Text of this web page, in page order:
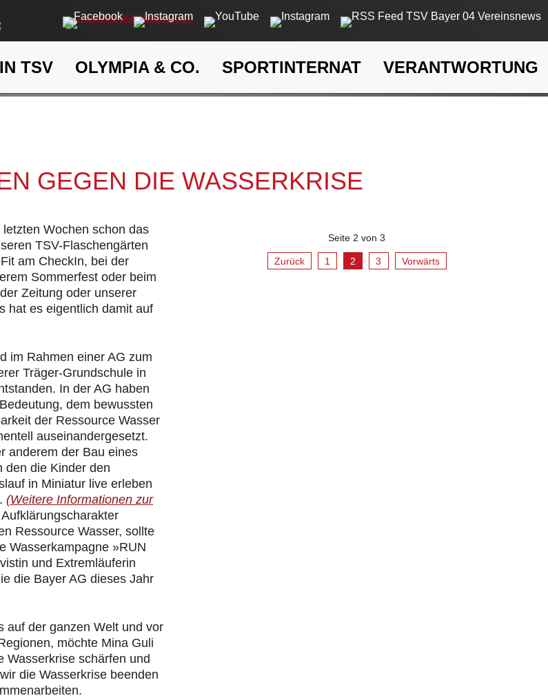
TSV OLYMPIA & CO. SPORTINTERNAT VERANTWORTUNG
GEGEN DIE WASSERKRISE
Wochen schon das
TSV-Flaschengärten
am CheckIn, bei der
Sommerfest oder beim
Zeitung oder unserer
hat es eigentlich damit auf
im Rahmen einer AG zum
Träger-Grundschule in
In der AG haben
dem bewussten
der Ressource Wasser
auseinandergesetzt.
anderem der Bau eines
den die Kinder den
in Miniatur live erleben
(Weitere Informationen zur
Ressource Wasser, sollte
Wasserkampagne »RUN
und Extremläuferin
die Bayer AG dieses Jahr
auf der ganzen Welt und vor
möchte Mina Guli
Wasserkrise schärfen und
die Wasserkrise beenden
Seite 2 von 3
Zurück 1 2 3 Vorwärts